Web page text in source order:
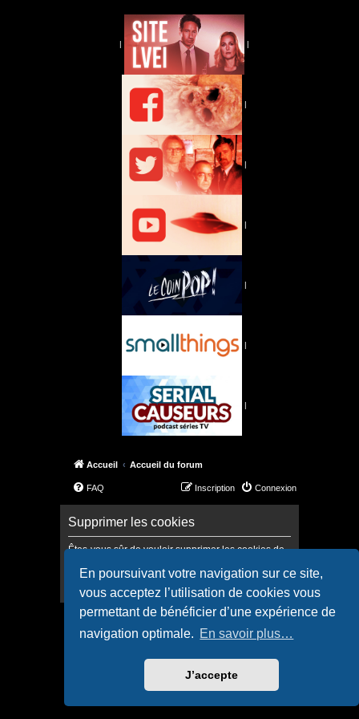
En poursuivant votre navigation sur ce site,
vous acceptez l’utilisation de cookies vous
permettant de bénéficier d’une expérience de
navigation optimale. En savoir plus…
J’accepte
| |
|
|
|
|
|
|
Accueil Accueil du forum
FAQ Connexion
Inscription
Supprimer les cookies
Êtes-vous sûr de vouloir supprimer les cookies de